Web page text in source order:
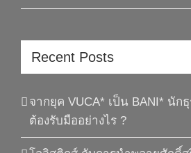
Recent Posts
จากยุค VUCA* เป็น BANI* นัก
ต้องรับมืออย่างไร ?